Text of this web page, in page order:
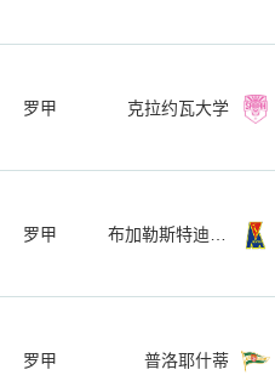
罗甲 克拉约瓦大学
罗甲
罗甲 普洛耶什蒂